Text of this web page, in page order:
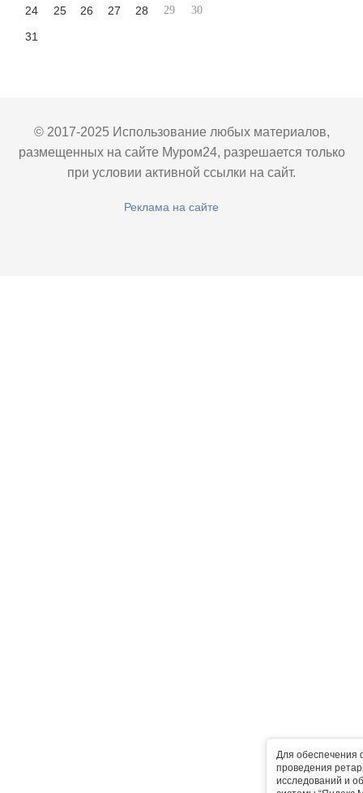
Для обеспечения
проведения
исследований и
24 25 26 27 28 29 30
31
© 2017-2025 Использование любых материалов,
размещенных на сайте Муром24, разрешается только
при условии активной ссылки на сайт.
Реклама на сайте